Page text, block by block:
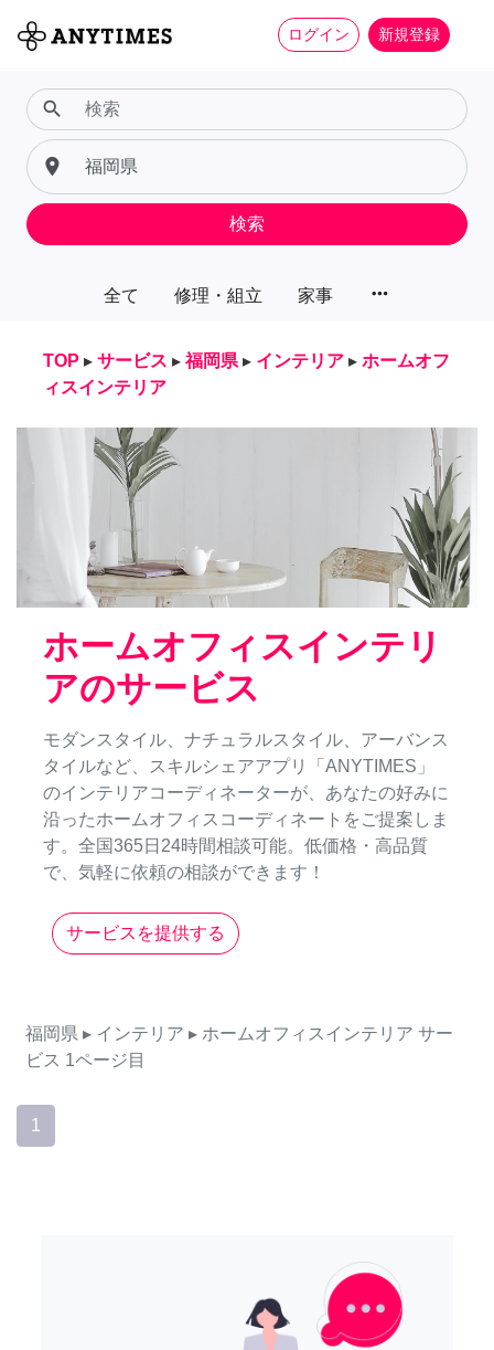
ログイン 新規登録
全て 修理・組立 家事 more_horiz
search
place
検索
TOP ▸ サービス ▸ 福岡県 ▸ インテリア ▸ ホームオフ
ィスインテリア
ホームオフィスインテリ
アのサービス
モダンスタイル、ナチュラルスタイル、アーバンス
タイルなど、スキルシェアアプリ「ANYTIMES」
のインテリアコーディネーターが、あなたの好みに
沿ったホームオフィスコーディネートをご提案しま
す。全国365日24時間相談可能。低価格・高品質
で、気軽に依頼の相談ができます！
サービスを提供する
福岡県 ▸ インテリア ▸ ホームオフィスインテリア サー
ビス 1ページ目
1